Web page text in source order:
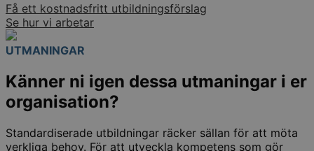
Få ett kostnadsfritt utbildningsförslag
Se hur vi arbetar
UTMANINGAR
Känner ni igen dessa utmaningar i er
organisation?
Standardiserade utbildningar räcker sällan för att möta
verkliga behov. För att utveckla kompetens som gör